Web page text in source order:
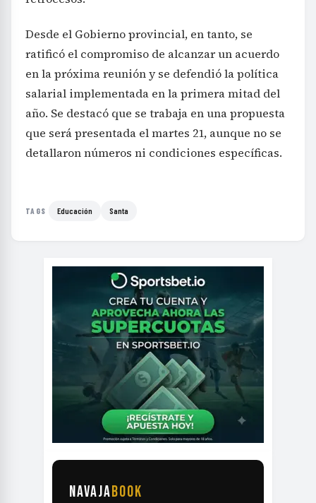
Desde el Gobierno provincial, en tanto, se
ratificó el compromiso de alcanzar un acuerdo
en la próxima reunión y se defendió la política
salarial implementada en la primera mitad del
año. Se destacó que se trabaja en una propuesta
que será presentada el martes 21, aunque no se
detallaron números ni condiciones específicas.
TAGS Educación Santa
NAVAJABOOK